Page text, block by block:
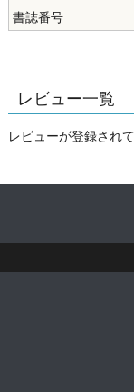
書誌番号
レビュー一覧
レビューが登録され